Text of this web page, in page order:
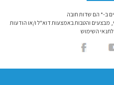
ב-* הם שדות חובה
מבצעים והטבות באמצעות דוא"ל ו/או הודעות